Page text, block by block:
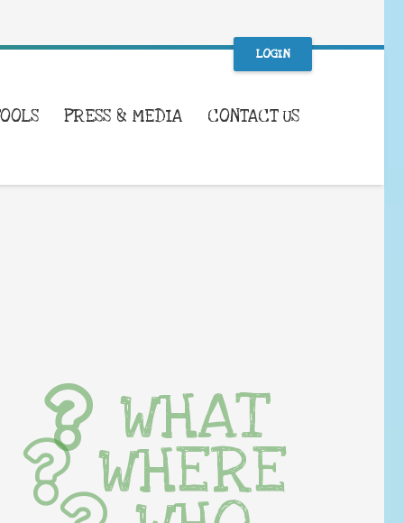
LOGIN
PRESS & MEDIA CONTACT US
WHAT
WHERE